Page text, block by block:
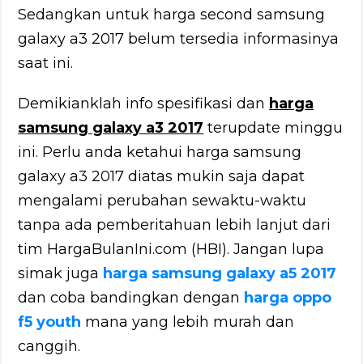
Sedangkan untuk harga second samsung
galaxy a3 2017 belum tersedia informasinya
saat ini.
Demikianklah info spesifikasi dan harga
samsung galaxy a3 2017 terupdate minggu
ini. Perlu anda ketahui harga samsung
galaxy a3 2017 diatas mukin saja dapat
mengalami perubahan sewaktu-waktu
tanpa ada pemberitahuan lebih lanjut dari
tim HargaBulanIni.com (HBI). Jangan lupa
simak juga harga samsung galaxy a5 2017
dan coba bandingkan dengan harga oppo
f5 youth mana yang lebih murah dan
canggih.